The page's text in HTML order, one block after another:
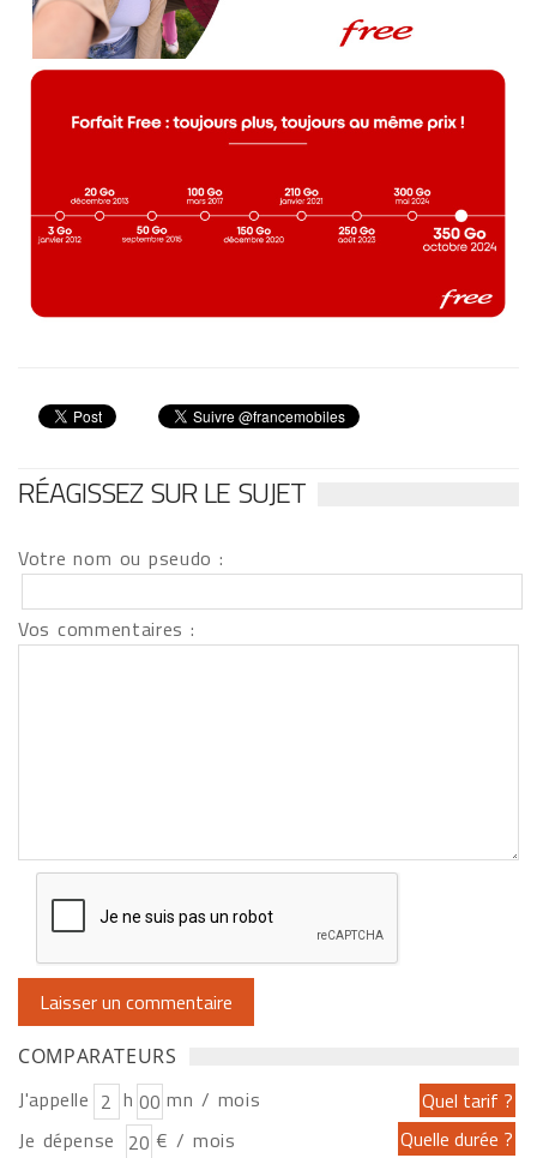
RÉAGISSEZ SUR LE SUJET
Votre nom ou pseudo :
Vos commentaires :
COMPARATEURS
J'appelle h
mn / mois
Je dépense
€ / mois